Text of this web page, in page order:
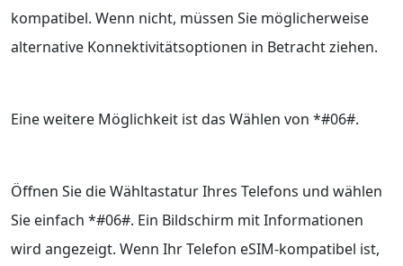
kompatibel. Wenn nicht, müssen Sie möglicherweise
alternative Konnektivitätsoptionen in Betracht ziehen.
Eine weitere Möglichkeit ist das Wählen von *#06#.
Öffnen Sie die Wähltastatur Ihres Telefons und wählen
Sie einfach *#06#. Ein Bildschirm mit Informationen
wird angezeigt. Wenn Ihr Telefon eSIM-kompatibel ist,